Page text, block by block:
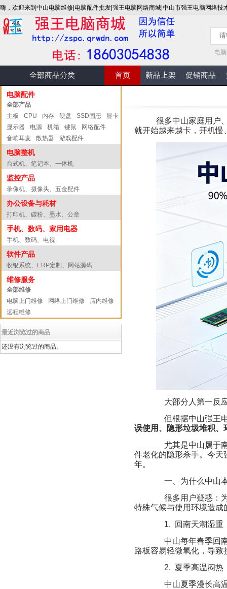
嗨，欢迎来到中山电脑维修|电脑配件批发|强王电脑网络商城|中山市强王电脑网络技
电
全部商品分类 首页 新品上架 促销商品
电脑配件
全部产品
主板
CPU 内存 硬盘 SSD固态
显卡
显示器
电源 机箱 键鼠
网络配件
音响耳麦
散热器 游戏配件
电脑整机
台式机、笔记本、一体机
监控产品
录像机、摄像头、五金配件
办公设备与耗材
打印机、碳粉、墨水、公章
手机、数码、家用电器
手机、数码、电视
软件产品
收银系统、ERP定制、网站源码
维修服务
全部维修
电脑上门维修
网络上门维修
店内维修
远程维修
最近浏览过的商品
还没有浏览过的商品。
很多中山家庭用户
就开始越来越卡，开机
大部分人第一反
但根据中山强王
误使用、隐形垃圾堆积、
尤其是中山属于
件老化的隐形杀手。今天
年。
一、为什么中山
很多用户疑惑：
特殊气候与使用环境造成
1. 回南天潮湿重
中山每年春季回
路板容易轻微氧化，导
2. 夏季高温闷热
中山夏季漫长高